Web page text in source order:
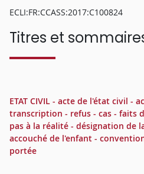
ECLI:FR:CCASS:2017:C100824
Titres et
ETAT CIVIL - acte de l'état civil -
transcription - refus - cas - faits
pas à la réalité - désignation de
accouché de l'enfant -
portée